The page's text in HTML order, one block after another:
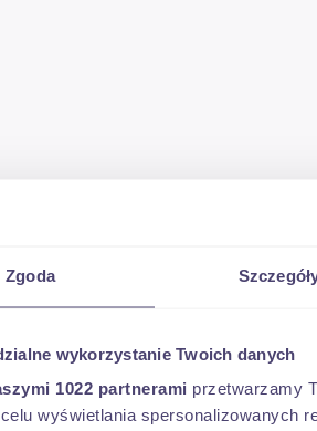
Zgoda
wykorzystanie Twoich danych
1022 partnerami przetwarzamy
wyświetlania spersonalizowanych